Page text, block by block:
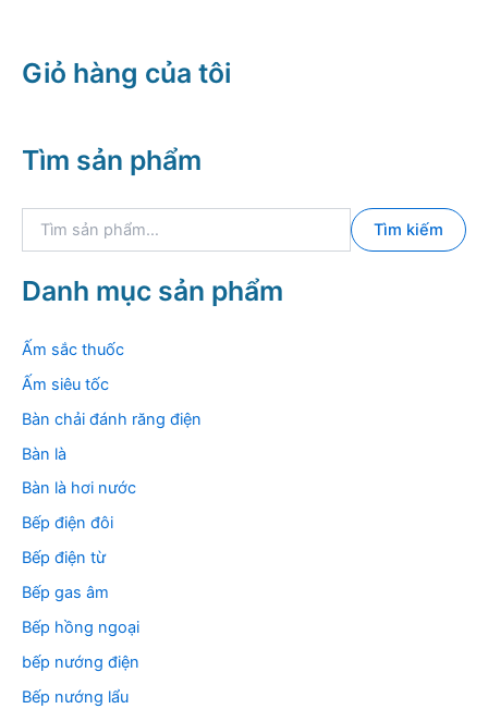
Giỏ hàng của tôi
Tìm sản phẩm
k
i
m
Tìm kiếm
Danh mục sản phẩm
Ấm sắc thuốc
Ấm siêu tốc
Bàn chải đánh răng điện
Bàn là
Bàn là hơi nước
Bếp điện đôi
Bếp điện từ
Bếp gas âm
Bếp hồng ngoại
bếp nướng điện
Bếp nướng lẩu